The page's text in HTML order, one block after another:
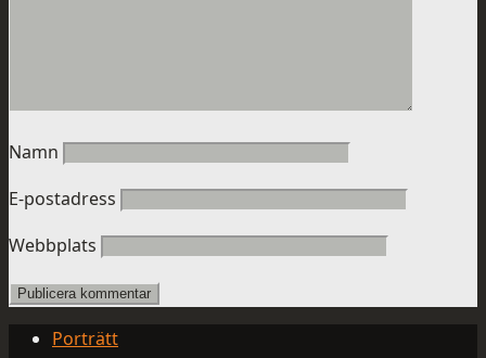
Namn
E-postadress
Webbplats
Porträtt